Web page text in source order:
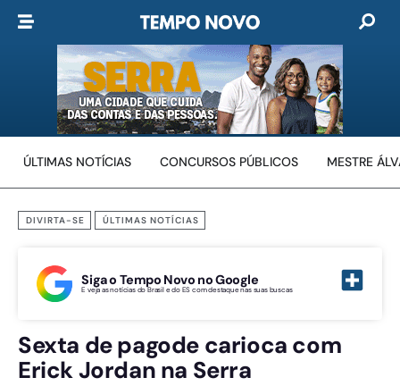
ÚLTIMAS NOTÍCIAS CONCURSOS PÚBLICOS MESTRE
DIVIRTA-SE ÚLTIMAS NOTÍCIAS
Siga o Tempo Novo no Google
E veja as notícias do Brasil e do ES com destaque nas suas buscas
Sexta de pagode carioca com
Erick Jordan na Serra